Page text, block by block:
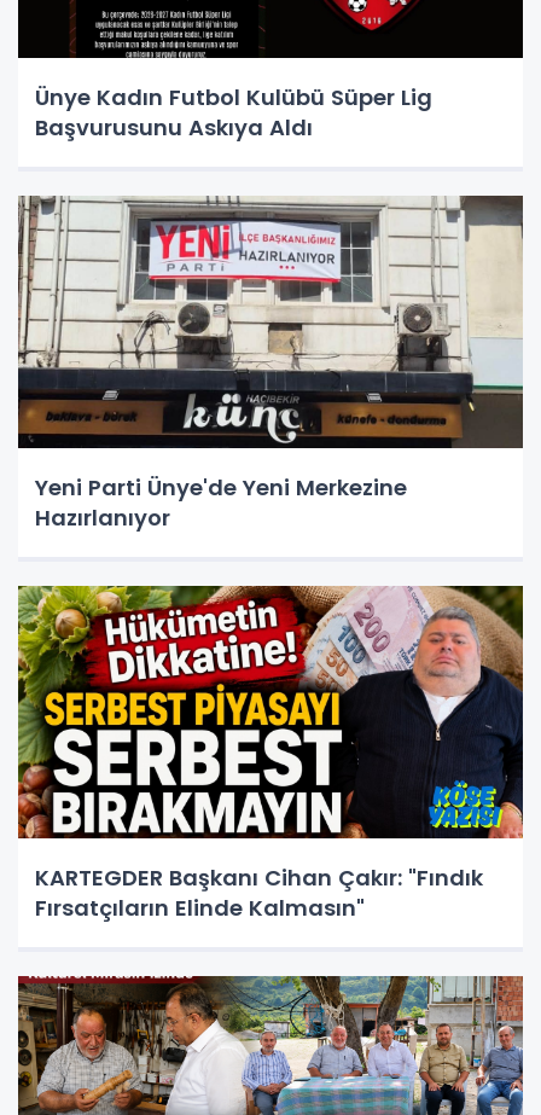
Ünye Kadın Futbol Kulübü Süper Lig
Başvurusunu Askıya Aldı
Yeni Parti Ünye'de Yeni Merkezine
Hazırlanıyor
KARTEGDER Başkanı Cihan Çakır: "Fındık
Fırsatçıların Elinde Kalmasın"